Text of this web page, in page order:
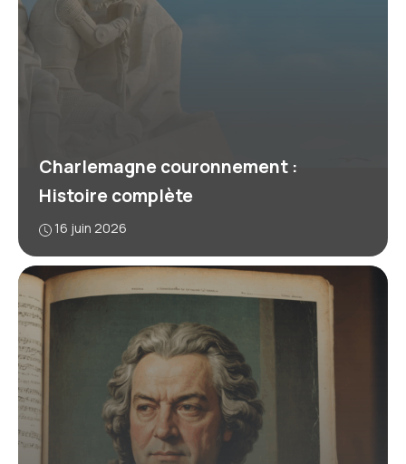
Charlemagne couronnement :
Histoire complète
16 juin 2026